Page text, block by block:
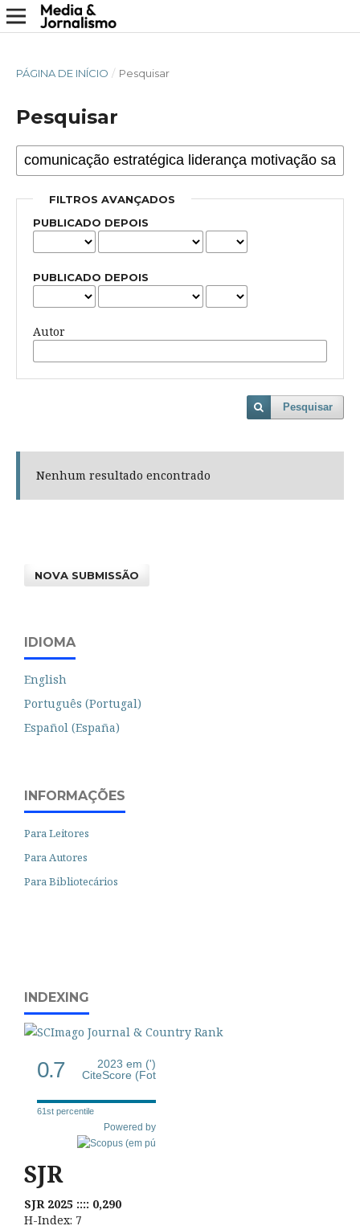
PÁGINA DE INÍCIO / Pesquisar
Pesquisar
FILTROS AVANÇADOS
PUBLICADO DEPOIS
PUBLICADO DEPOIS
Autor
Pesquisar
Nenhum resultado encontrado
NOVA SUBMISSÃO
IDIOMA
English
Português (Portugal)
Español (España)
INFORMAÇÕES
Para Leitores
Para Autores
Para Bibliotecários
INDEXING
0.7
2023 em (')
CiteScore (Fot
61st percentile
Powered by
SJR
SJR 2025 :::: 0,290
H-Index: 7